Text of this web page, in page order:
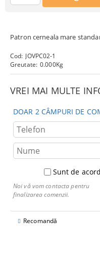
Patron cerneala mare
Cod: JOVPC02-1
Greutate: 0.000Kg
VREI MAI MULTE
DOAR 2 CÂMPURI DE
Sunt de
Noi vă vom contacta pentru
finalizarea comenzii.
Recomandă